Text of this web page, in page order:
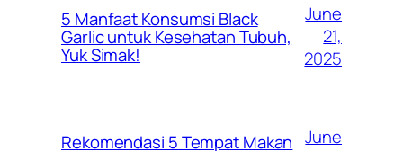
5 Manfaat Konsumsi Black
Garlic untuk Kesehatan Tubuh,
Yuk Simak!
June
21,
2025
Rekomendasi 5 Tempat Makan June